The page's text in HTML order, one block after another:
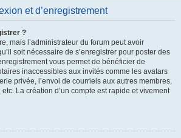
et d’enregistrement
?
mais l’administrateur du forum peut avoir
soit nécessaire de s’enregistrer pour poster des
vous permet de bénéficier de
inaccessibles aux invités comme les avatars
privée, l’envoi de courriels aux autres membres,
etc. La création d’un compte est rapide et vivement